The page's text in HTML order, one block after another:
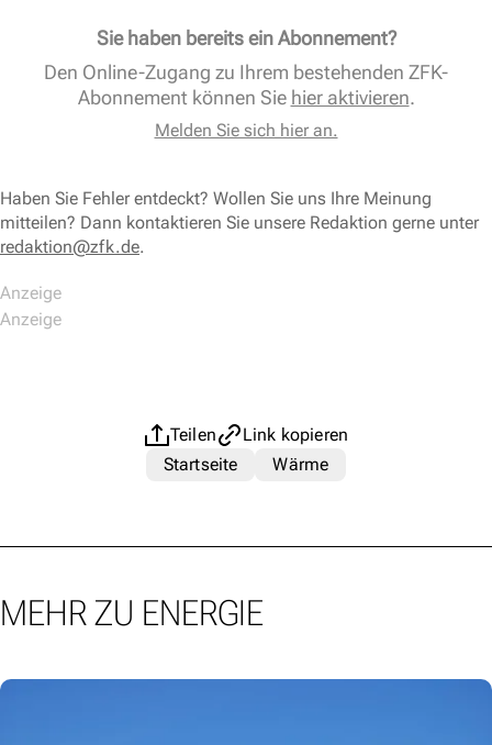
Sie haben bereits ein Abonnement?
Den Online-Zugang zu Ihrem bestehenden ZFK-
Abonnement können Sie hier aktivieren.
Melden Sie sich hier an.
Haben Sie Fehler entdeckt? Wollen Sie uns Ihre Meinung
mitteilen? Dann kontaktieren Sie unsere Redaktion gerne unter
redaktion@zfk.de.
Teilen
Link kopieren
Startseite
Wärme
MEHR ZU ENERGIE